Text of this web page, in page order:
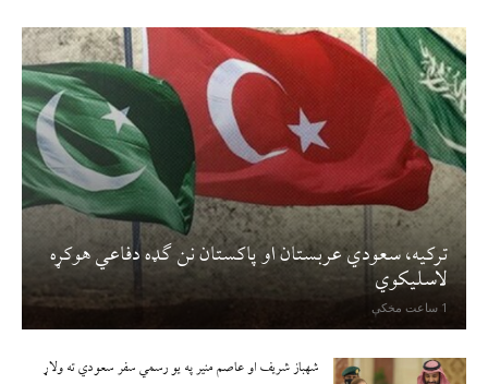
ترکیه، سعودي عربستان او پاکستان نن ګډه دفاعي هوکړه
لاسلیکوي
1 ساعت مخکې
شهباز شریف او عاصم منیر په یو رسمي سفر سعودي ته ولاړ